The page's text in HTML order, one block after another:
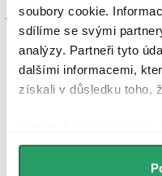
soubory cookie.
sdílíme se svými
analýzy. Partneři tyto
dalšími informacemi,
získali v důsledku toho,
můžeme používat
personalizovanou
variantu, vždy je důležité
umyvadlové baterie značky
Recenze